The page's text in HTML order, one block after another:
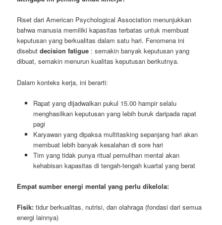
Riset dari American Psychological Association menunjukkan
bahwa manusia memiliki kapasitas terbatas untuk membuat
keputusan yang berkualitas dalam satu hari. Fenomena ini
disebutdecision fatigue : semakin banyak keputusan yang
dibuat, semakin menurun kualitas keputusan berikutnya.
Dalam konteks kerja, ini berarti:
Rapat yang dijadwalkan pukul 15.00 hampir selalu
menghasilkan keputusan yang lebih buruk daripada rapat
pagi
Karyawan yang dipaksa multitasking sepanjang hari akan
membuat lebih banyak kesalahan di sore hari
Tim yang tidak punya ritual pemulihan mental akan
kehabisan kapasitas di tengah-tengah kuartal yang berat
Empat sumber energi mental yang perlu dikelola:
Fisik: tidur berkualitas, nutrisi, dan olahraga (fondasi dari semua
energi lainnya)